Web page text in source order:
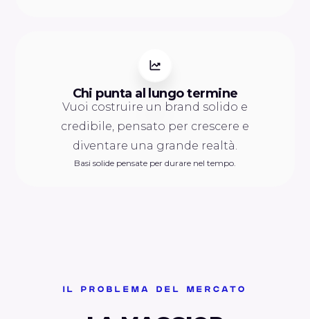
Chi punta al lungo termine
Vuoi costruire un brand solido e
credibile, pensato per crescere e
diventare una grande realtà.
Basi solide pensate per durare nel tempo.
IL PROBLEMA DEL MERCATO